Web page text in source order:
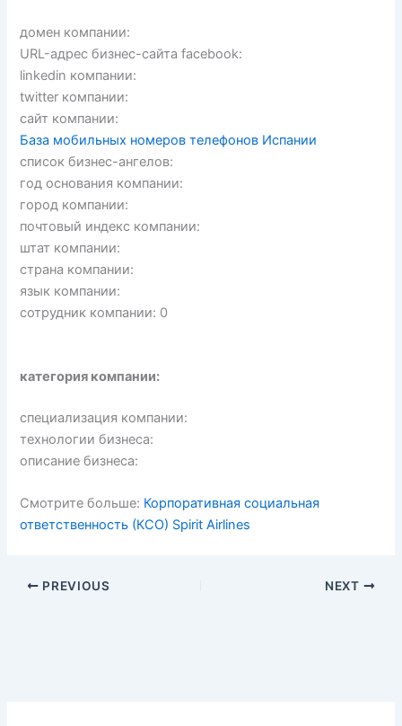
домен компании:
URL-адрес бизнес-сайта facebook:
linkedin компании:
twitter компании:
сайт компании:
База мобильных номеров телефонов Испании
список бизнес-ангелов:
год основания компании:
город компании:
почтовый индекс компании:
штат компании:
страна компании:
язык компании:
сотрудник компании: 0
категория компании:
специализация компании:
технологии бизнеса:
описание бизнеса:
Смотрите больше: Корпоративная социальная
ответственность (КСО) Spirit Airlines
PREVIOUS NEXT